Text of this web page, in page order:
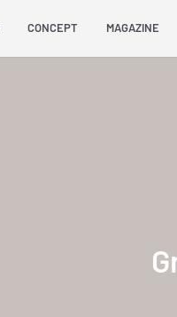
CONCEPT MAGAZINE